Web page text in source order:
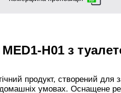
H01 з
продукт, створений для
домашніх умовах. Оснащене